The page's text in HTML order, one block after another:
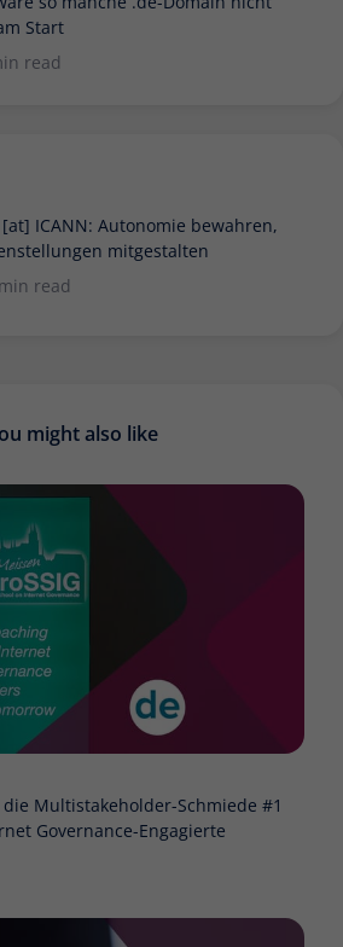
Start
read
[at] ICANN: Autonomie bewahren,
mitgestalten
read
might also like
die Multistakeholder-Schmiede #1
Governance-Engagierte